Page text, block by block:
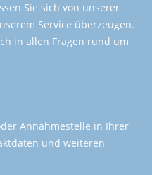
Sie sich von unserer
Service überzeugen.
in allen Fragen rund um
Annahmestelle in Ihrer
und weiteren